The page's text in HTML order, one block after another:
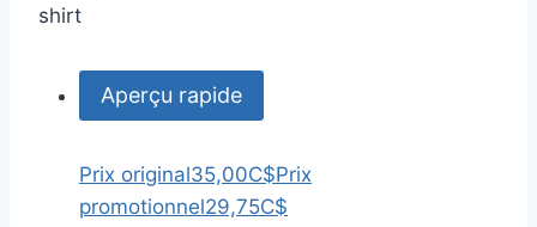
shirt
Aperçu rapide
Prix original35,00C$Prix
promotionnel29,75C$